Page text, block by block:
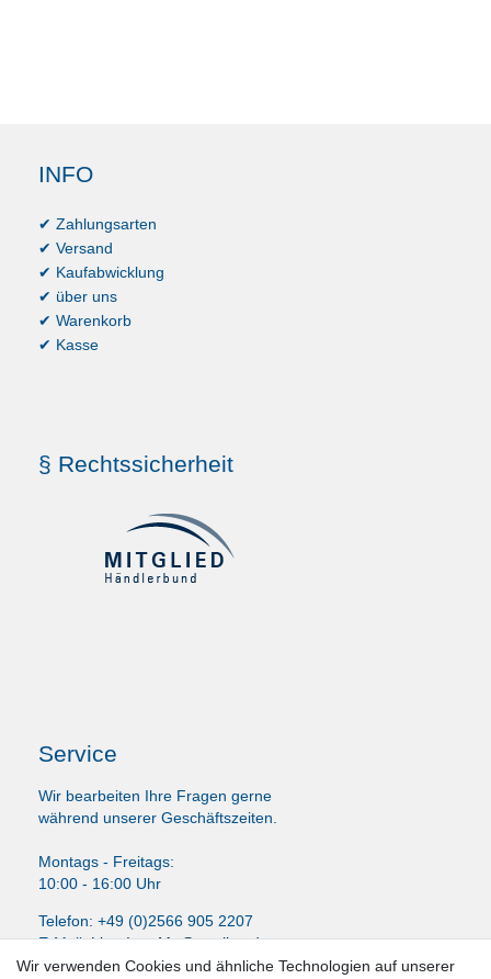
INFO
✔ Zahlungsarten
✔ Versand
✔ Kaufabwicklung
✔ über uns
✔ Warenkorb
✔ Kasse
§ Rechtssicherheit
Service
Wir bearbeiten Ihre Fragen gerne
während unserer Geschäftszeiten.
Montags - Freitags:
10:00 - 16:00 Uhr
Telefon: +49 (0)2566 905 2207
E-Mail:LissyInterMo@t-online.de
Wir verwenden Cookies und ähnliche Technologien auf unserer